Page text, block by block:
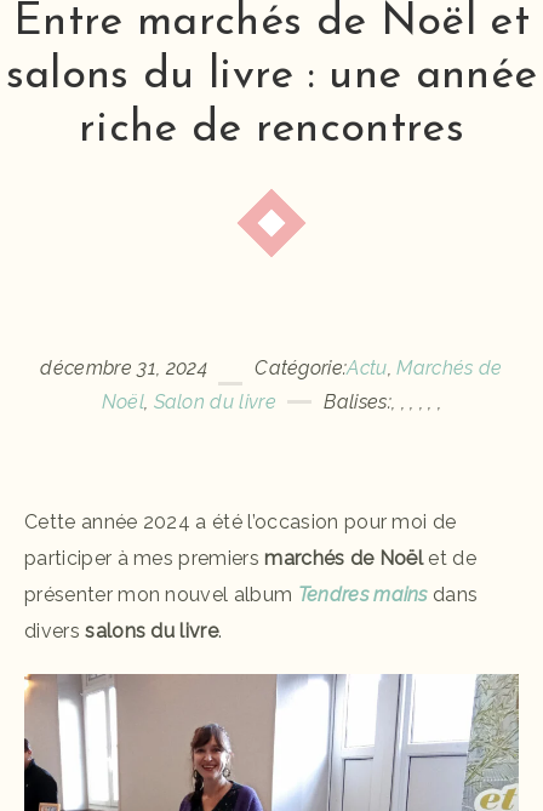
Entre marchés de Noël et
salons du livre : une année
riche de rencontres
décembre 31, 2024 Catégorie:Actu,Marchés de
Noël, Salon du livre Balises:, ,, ,,,
Cette année 2024 a été l’occasion pour moi de
participer à mes premiersmarchés de Noëlet de
présenter mon nouvel album Tendres mains dans
divers salons du livre.